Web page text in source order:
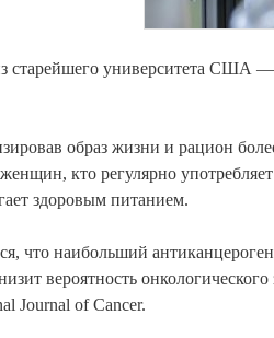
старейшего университета США —
образ жизни и рацион
кто регулярно
здоровым питанием.
что наибольший
вероятность
Journal of Cancer.